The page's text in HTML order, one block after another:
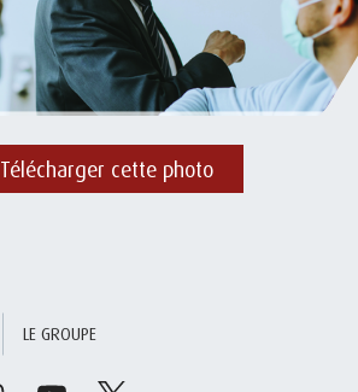
Télécharger cette photo
LE GROUPE